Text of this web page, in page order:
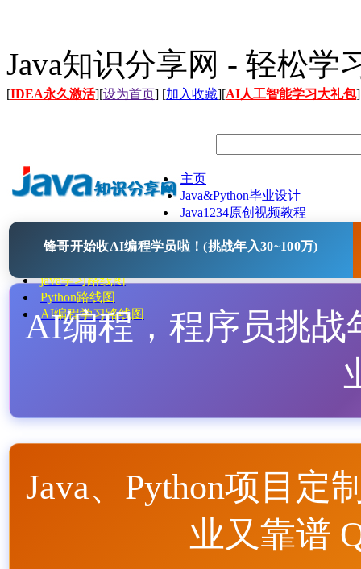
Java知识分享网 - 轻松学
[IDEA永久激活][设为首页] [加入收藏][AI人工智能学习大礼包]
主页
Java&Python毕业设计
Java1234原创视频教程
Java开源项目
java学习路线图
Python路线图
AI编程学习路线图
锋哥开始收AI编程学员啦！(挑战年入30~100万)
AI编程，程序员挑战
Java、Python项目定
业又靠谱